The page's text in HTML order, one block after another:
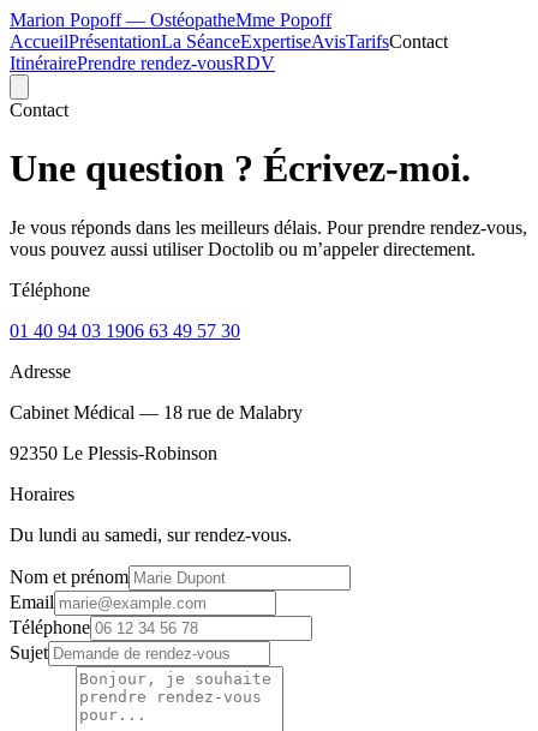
Marion Popoff — OstéopatheMme Popoff
AccueilPrésentationLa SéanceExpertiseAvisTarifsContact
ItinérairePrendre rendez-vousRDV
Contact
Une question ? Écrivez-moi.
Je vous réponds dans les meilleurs délais. Pour prendre rendez-vous,
vous pouvez aussi utiliser Doctolib ou m’appeler directement.
Téléphone
01 40 94 03 1906 63 49 57 30
Adresse
Cabinet Médical — 18 rue de Malabry
92350 Le Plessis-Robinson
Horaires
Du lundi au samedi, sur rendez-vous.
Nom et prénom
Email
Téléphone
Sujet